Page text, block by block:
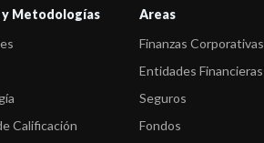
Metodologías
Calificación
Areas
Finanzas Corporativas
Entidades Financieras
Seguros
Fondos